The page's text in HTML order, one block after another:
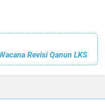
Revisi Qanun LKS